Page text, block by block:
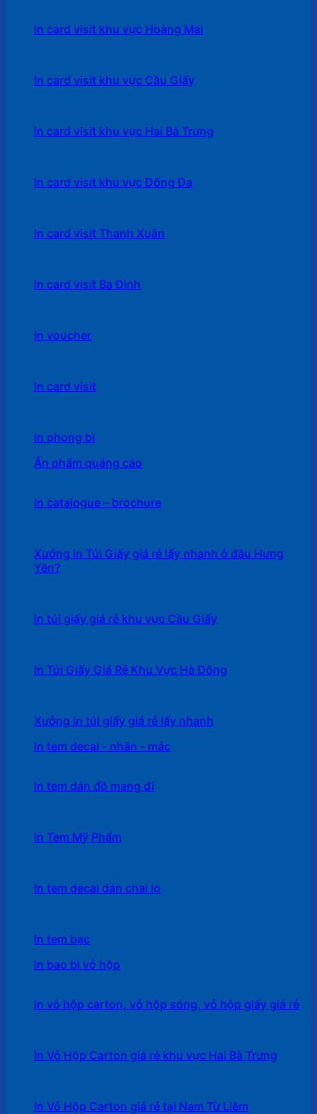
In card visit khu vực Hoàng Mai
In card visit khu vực Cầu Giấy
In card visit khu vực Hai Bà Trưng
In card visit khu vực Đống Đa
In card visit Thanh Xuân
In card visit Ba Đình
In voucher
In card visit
In phong bì
Ấn phẩm quảng cáo
In catalogue – brochure
Xưởng in Túi Giấy giá rẻ lấy nhanh ở đâu Hưng
Yên?
In túi giấy giá rẻ khu vực Cầu Giấy
In Túi Giấy Giá Rẻ Khu Vực Hà Đông
Xưởng in túi giấy giá rẻ lấy nhanh
In tem decal - nhãn - mác
In tem dán đồ mang đi
In Tem Mỹ Phẩm
In tem decal dán chai lọ
In tem bạc
In bao bì vỏ hộp
In vỏ hộp carton, vỏ hộp sóng, vỏ hộp giấy giá rẻ
In Vỏ Hộp Carton giá rẻ khu vực Hai Bà Trưng
In Vỏ Hộp Carton giá rẻ tại Nam Từ Liêm